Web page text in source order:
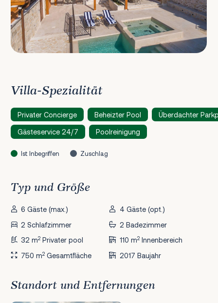
Villa-Spezialität
Privater Concierge Beheizter Pool Überdachter
Gästeservice 24/7 Poolreinigung
Ist Inbegriffen Zuschlag
Typ und Größe
6 Gäste (max.)
4 Gäste (opt.)
2 Schlafzimmer
2 Badezimmer
32 m2 Privater pool 110 m2Innenbereich
750 m2 Gesamtfläche 2017 Baujahr
Standort und Entfernungen